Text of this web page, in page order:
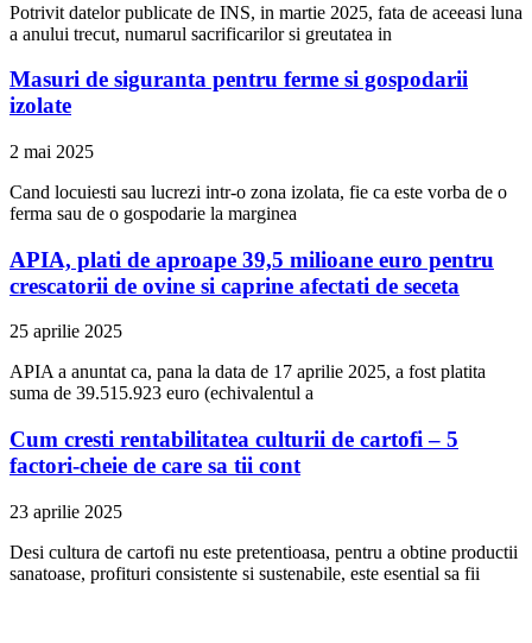
Potrivit datelor publicate de INS, in martie 2025, fata de aceeasi luna
a anului trecut, numarul sacrificarilor si greutatea in
Masuri de siguranta pentru ferme si gospodarii
izolate
2 mai 2025
Cand locuiesti sau lucrezi intr-o zona izolata, fie ca este vorba de o
ferma sau de o gospodarie la marginea
APIA, plati de aproape 39,5 milioane euro pentru
crescatorii de ovine si caprine afectati de seceta
25 aprilie 2025
APIA a anuntat ca, pana la data de 17 aprilie 2025, a fost platita
suma de 39.515.923 euro (echivalentul a
Cum cresti rentabilitatea culturii de cartofi – 5
factori-cheie de care sa tii cont
23 aprilie 2025
Desi cultura de cartofi nu este pretentioasa, pentru a obtine productii
sanatoase, profituri consistente si sustenabile, este esential sa fii